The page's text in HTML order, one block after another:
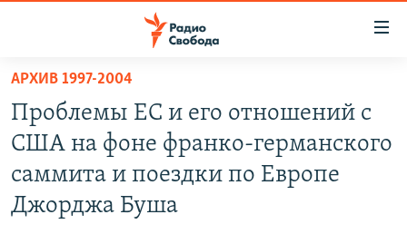
упрощенного
доступа
Вернуться
основному
содержанию
Вернутся
ПРОГРАММЫ
ПОДКАСТЫ
АВТОРСКИЕ ПРОЕКТЫ
ЦИТАТЫ СВОБОДЫ
АРХИВ 1997-2004
Проблемы ЕС и его отношений с
США на фоне франко-германского
саммита и поездки по Европе
Джорджа Буша